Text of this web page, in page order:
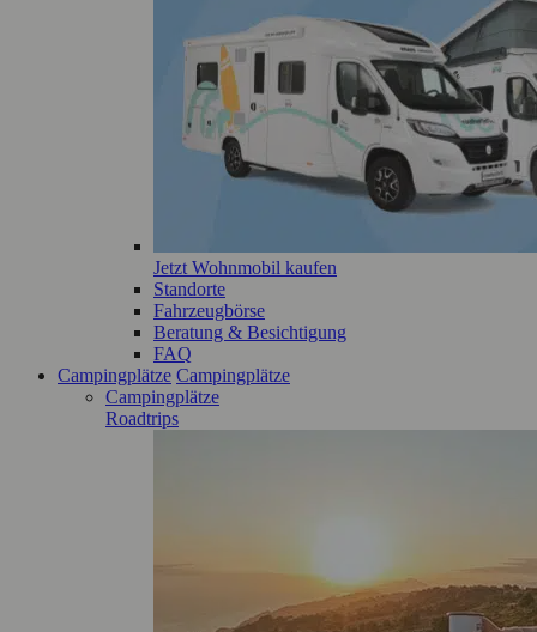
Jetzt Wohnmobil kaufen
Standorte
Fahrzeugbörse
Beratung & Besichtigung
FAQ
Campingplätze Campingplätze
Campingplätze
Roadtrips